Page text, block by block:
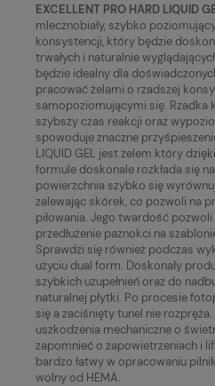
EXCELLENT PRO HARD LIQUID
mlecznobiały, szybko
konsystencji, który będzie
trwałych i naturalnie
będzie idealny dla
pracować żelami o rzadszej
samopoziomującymi się. Rzadka
szybszy czas reakcji oraz
spowoduje znaczne
LIQUID GEL jest żelem który
formule doskonale rozkłada się
powierzchnia szybko się
zalewając skórek, co pozwoli na
piłowania. Jego twardość
przedłużenie paznokci na
Sprawdzi się również podczas
użyciu dual form. Doskonały
szybkich uzupełnień oraz do
naturalnej płytki. Po procesie
się a zaciśnięty tunel nie
uszkodzenia mechaniczne o
zapomnieć o zapowietrzeniach i
bardzo łatwy w opracowaniu
wolny od HEMA.